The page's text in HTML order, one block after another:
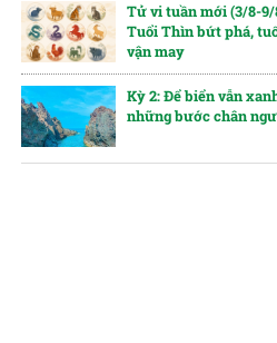
Tử vi tuần mới (3/8-9/
Tuổi Thìn bứt phá,
vận may
Kỳ 2: Để biển vẫn
những bước chân